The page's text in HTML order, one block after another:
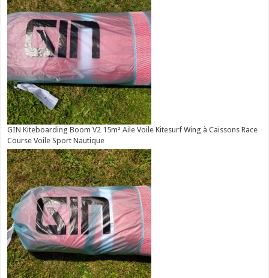
GIN Kiteboarding Boom V2 15m² Aile Voile Kitesurf Wing à Caissons Race
Course Voile Sport Nautique